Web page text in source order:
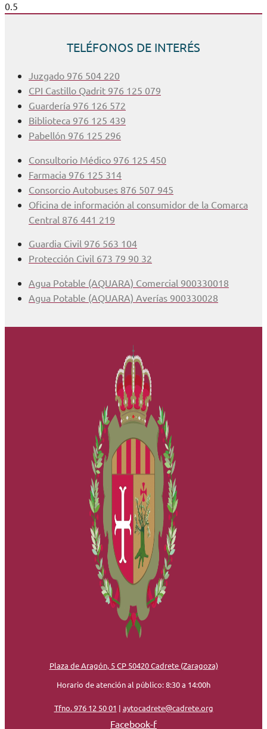
TELÉFONOS DE INTERÉS
Juzgado 976 504 220
CPI Castillo Qadrit 976 125 079
Guardería 976 126 572
Biblioteca 976 125 439
Pabellón 976 125 296
Consultorio Médico 976 125 450
Farmacia 976 125 314
Consorcio Autobuses 876 507 945
Oficina de información al consumidor de la Comarca
Central 876 441 219
Guardia Civil 976 563 104
Protección Civil 673 79 90 32
Agua Potable (AQUARA) Comercial 900330018
Agua Potable (AQUARA) Averías 900330028
Plaza de Aragón, 5 CP 50420 Cadrete (Zaragoza)
Horario de atención al público: 8:30 a 14:00h
Tfno. 976 12 50 01 | aytocadrete@cadrete.org
Facebook-f